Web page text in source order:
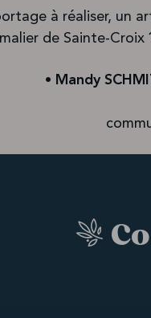
à réaliser, un
de Sainte-
• Mandy